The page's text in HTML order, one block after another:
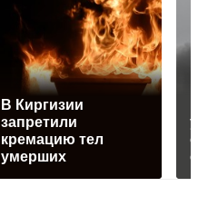
В Киргизии
запретили
кремацию тел
умерших